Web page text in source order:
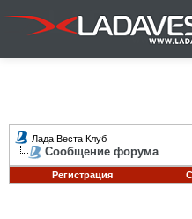
Лада Веста Клуб
Сообщение форума
Регистрация